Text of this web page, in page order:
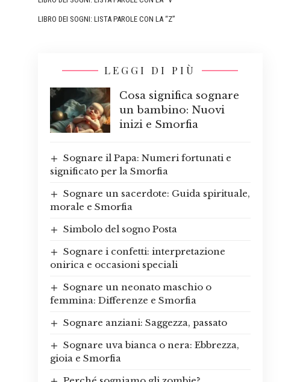
LIBRO DEI SOGNI: LISTA PAROLE CON LA “Z”
LEGGI DI PIÙ
Cosa significa sognare
un bambino: Nuovi
inizi e Smorfia
Sognare il Papa: Numeri fortunati e
significato per la Smorfia
Sognare un sacerdote: Guida spirituale,
morale e Smorfia
Simbolo del sogno Posta
Sognare i confetti: interpretazione
onirica e occasioni speciali
Sognare un neonato maschio o
femmina: Differenze e Smorfia
Sognare anziani: Saggezza, passato
Sognare uva bianca o nera: Ebbrezza,
gioia e Smorfia